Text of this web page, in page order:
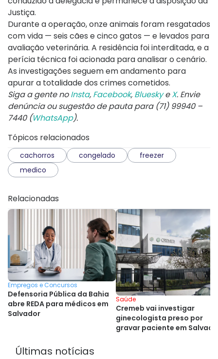
Justiça.
Durante a operação, onze animais foram resgatados
com vida — seis cães e cinco gatos — e levados para
avaliação veterinária. A residência foi interditada, e a
perícia técnica foi acionada para analisar o cenário.
As investigações seguem em andamento para
apurar a totalidade dos crimes cometidos.
Siga a gente noInsta, Facebook, BlueskyeX. Envie
denúncia ou sugestão de pauta para (71) 99940 –
7440 (WhatsApp).
Tópicos relacionados
cachorros congelado
freezer
medico
Relacionadas
Empregos e Concursos
Defensoria Pública da Bahia
abre REDA para médicos em
Salvador
Saúde
Cremeb vai investigar
ginecologista preso por
gravar paciente em
Últimas notícias